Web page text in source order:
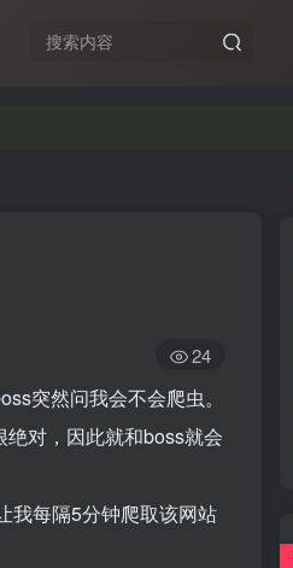
24
突然问我会不会爬虫。
对，因此就和boss就会
我每隔5分钟爬取该网站